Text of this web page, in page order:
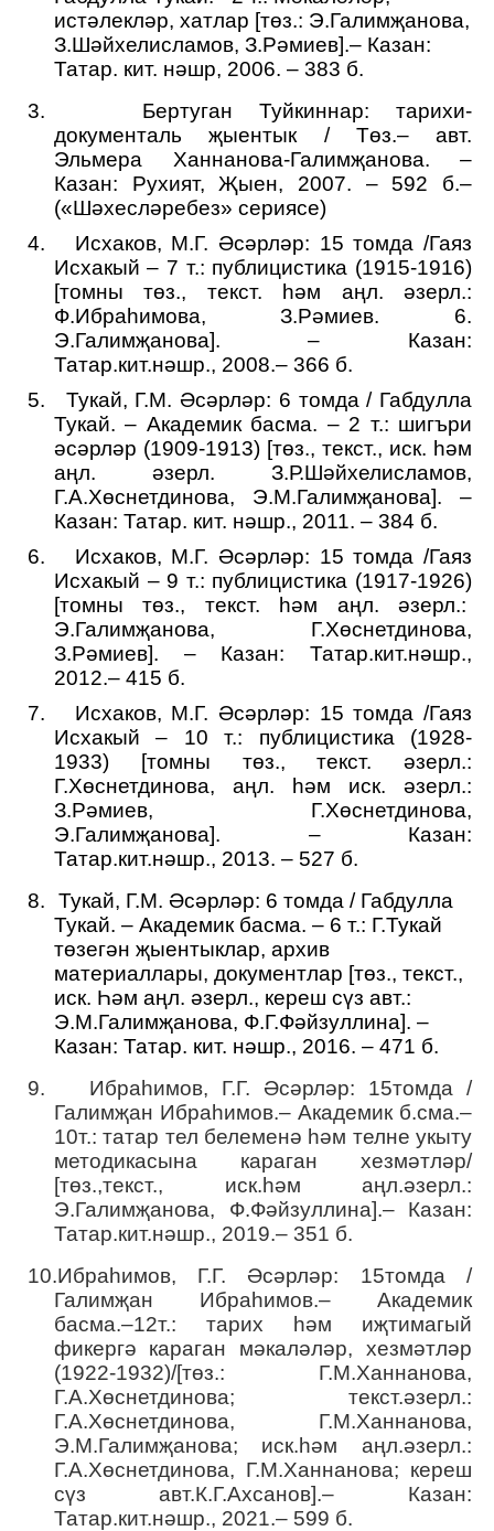
истәлекләр, хатлар [төз.: Э.Галимҗанова,
З.Шәйхелисламов, З.Рәмиев].– Казан:
Татар. кит. нәшр, 2006. – 383 б.
3.
Бертуган Туйкиннар: тарихи-
документаль җыентык / Төз.– авт.
Эльмера Ханнанова-Галимҗанова. –
Казан: Рухият, Җыен, 2007. – 592 б.–
(«Шәхесләребез» сериясе)
4.
Исхаков, М.Г. Әсәрләр: 15 томда /Гаяз
Исхакый – 7 т.: публицистика (1915-1916)
[томны төз., текст. һәм аңл. әзерл.:
Ф.Ибраһимова, З.Рәмиев. 6.
Э.Галимҗанова]. – Казан:
Татар.кит.нәшр., 2008.– 366 б.
5.
Тукай, Г.М. Әсәрләр: 6 томда / Габдулла
Тукай. – Академик басма. – 2 т.: шигъри
әсәрләр (1909-1913) [төз., текст., иск. һәм
аңл. әзерл. З.Р.Шәйхелисламов,
Г.А.Хөснетдинова, Э.М.Галимҗанова]. –
Казан: Татар. кит. нәшр., 2011. – 384 б.
6.
Исхаков, М.Г. Әсәрләр: 15 томда /Гаяз
Исхакый – 9 т.: публицистика (1917-1926)
[томны төз., текст. һәм аңл. әзерл.:
Э.Галимҗанова, Г.Хөснетдинова,
З.Рәмиев]. – Казан: Татар.кит.нәшр.,
2012.– 415 б.
7.
Исхаков, М.Г. Әсәрләр: 15 томда /Гаяз
Исхакый – 10 т.: публицистика (1928-
1933) [томны төз., текст. әзерл.:
Г.Хөснетдинова, аңл. һәм иск. әзерл.:
З.Рәмиев, Г.Хөснетдинова,
Э.Галимҗанова]. – Казан:
Татар.кит.нәшр., 2013. – 527 б.
8.
Тукай, Г.М. Әсәрләр: 6 томда / Габдулла
Тукай. – Академик басма. – 6 т.: Г.Тукай
төзегән җыентыклар, архив
материаллары, документлар [төз., текст.,
иск. Һәм аңл. әзерл., кереш сүз авт.:
Э.М.Галимҗанова, Ф.Г.Фәйзуллина]. –
Казан: Татар. кит. нәшр., 2016. – 471 б.
9.
Ибраһимов, Г.Г. Әсәрләр: 15томда /
Галимҗан Ибраһимов.– Академик б.сма.–
10т.: татар тел белеменә һәм телне укыту
методикасына караган хезмәтләр/
[төз.,текст., иск.һәм аңл.әзерл.:
Э.Галимҗанова, Ф.Фәйзуллина].– Казан:
Татар.кит.нәшр., 2019.– 351 б.
10.Ибраһимов, Г.Г. Әсәрләр: 15томда /
Галимҗан Ибраһимов.– Академик
басма.–12т.: тарих һәм иҗтимагый
фикергә караган мәкаләләр, хезмәтләр
(1922-1932)/[төз.: Г.М.Ханнанова,
Г.А.Хөснетдинова; текст.әзерл.:
Г.А.Хөснетдинова, Г.М.Ханнанова,
Э.М.Галимҗанова; иск.һәм аңл.әзерл.:
Г.А.Хөснетдинова, Г.М.Ханнанова; кереш
сүз авт.К.Г.Ахсанов].– Казан:
Татар.кит.нәшр., 2021.– 599 б.